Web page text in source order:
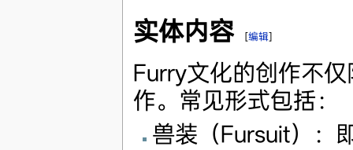
实体内容 [编辑]
Furry文化的创作不
作。常见形式包括：
兽装（Fursuit）：